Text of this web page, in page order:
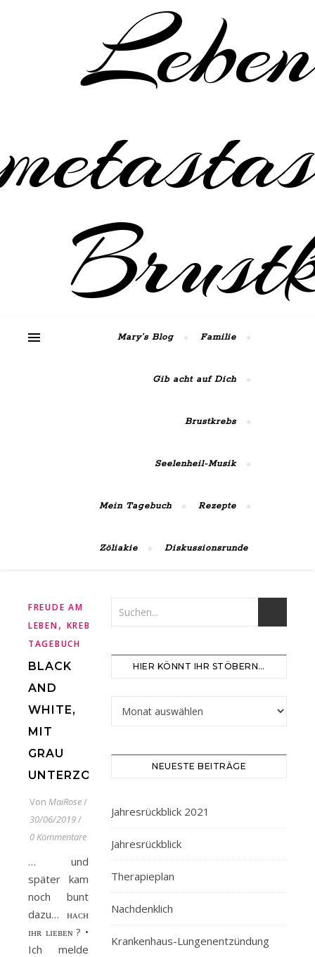
Mary’s Blog Familie
Gib acht auf Dich
Brustkrebs
Seelenheil-Musik
Mein Tagebuch Rezepte
Zöliakie Diskussionsrunde
FREUDE AM
LEBEN, KREBS
TAGEBUCH
BLACK
AND
WHITE,
MIT
GRAU
UNTERZOGEN…
Von MaiRose/
30/06/2019/
0 Kommentare
… und
später kam
noch bunt
dazu… ʜᴀᴄʜ
ɪʜʀ ʟɪᴇʙᴇɴ ? •
Ich melde
HIER KÖNNT IHR STÖBERN…
Hier könnt ihr stöbern…
NEUESTE BEITRÄGE
Jahresrückblick 2021
Jahresrückblick
Therapieplan
Nachdenklich
Krankenhaus-Lungenentzündung